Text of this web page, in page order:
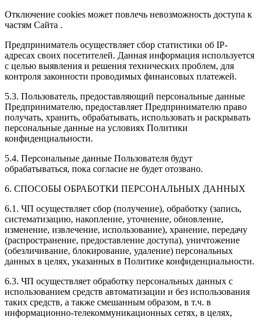
Отключение cookies может повлечь невозможность доступа к
частям Сайта .
Предприниматель осуществляет сбор статистики об IP-
адресах своих посетителей. Данная информация используется
с целью выявления и решения технических проблем, для
контроля законности проводимых финансовых платежей.
5.3. Пользователь, предоставляющий персональные данные
Предпринимателю, предоставляет Предпринимателю право
получать, хранить, обрабатывать, использовать и раскрывать
персональные данные на условиях Политики
конфиденциальности.
5.4. Персональные данные Пользователя будут
обрабатываться, пока согласие не будет отозвано.
6. СПОСОБЫ ОБРАБОТКИ ПЕРСОНАЛЬНЫХ ДАННЫХ
6.1. ЧП осуществляет сбор (получение), обработку (запись,
систематизацию, накопление, уточнение, обновление,
изменение, извлечение, использование), хранение, передачу
(распространение, предоставление доступа), уничтожение
(обезличивание, блокирование, удаление) персональных
данных в целях, указанных в Политике конфиденциальности.
6.3. ЧП осуществляет обработку персональных данных с
использованием средств автоматизации и без использования
таких средств, а также смешанным образом, в т.ч. в
информационно-телекоммуникационных сетях, в целях,